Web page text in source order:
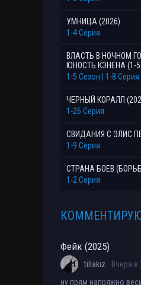
УМНИЦА (2026)
1-4 Серия
ВЛАСТЬ В НОЧНОМ
ЮНОСТЬ КЭНЕНА (1-
1-5 Сезон | 1-8 Серия
ЧЕРНЫЙ КОРАЛЛ
1-26 Серия
СВИДАНИЯ С ЭЛИС
1-9 Серия
СТРАНА БОЕВ
1-2 Серия
Фейк (2025)
tillakiz
Вчера в
ну прям напряжно